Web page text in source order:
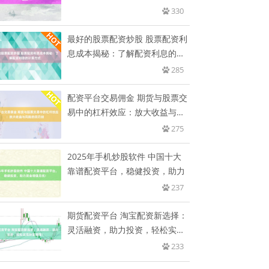
330
最好的股票配资炒股 股票配资利
息成本揭秘：了解配资利息的计
285
配资平台交易佣金 期货与股票交
易中的杠杆效应：放大收益与风
275
2025年手机炒股软件 中国十大
靠谱配资平台，稳健投资，助力
237
期货配资平台 淘宝配资新选择：
灵活融资，助力投资，轻松实现
233